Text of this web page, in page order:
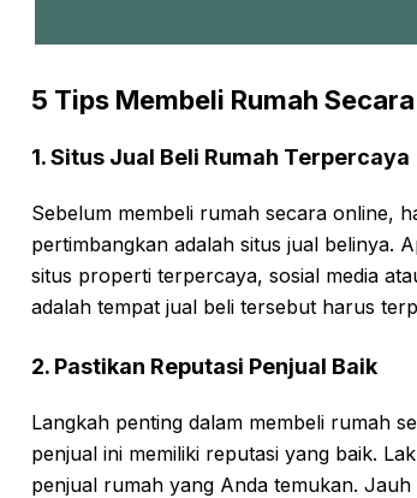
5 Tips Membeli Rumah
1. Situs Jual Beli Rumah Terpercaya
Sebelum membeli rumah secara online,
pertimbangkan adalah situs jual belinya.
situs properti terpercaya, sosial media
adalah tempat jual beli tersebut harus
2. Pastikan Reputasi Penjual Baik
Langkah penting dalam membeli rumah
penjual ini memiliki reputasi yang baik.
penjual rumah yang Anda temukan.